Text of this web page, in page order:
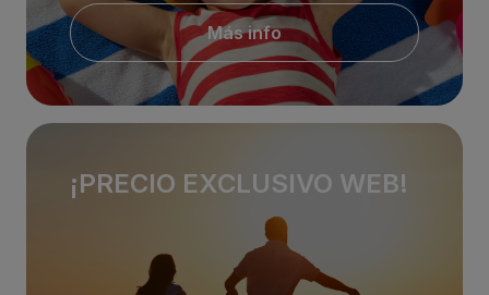
Más info
¡PRECIO EXCLUSIVO WEB!